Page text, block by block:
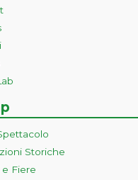
Storiche
Fiere